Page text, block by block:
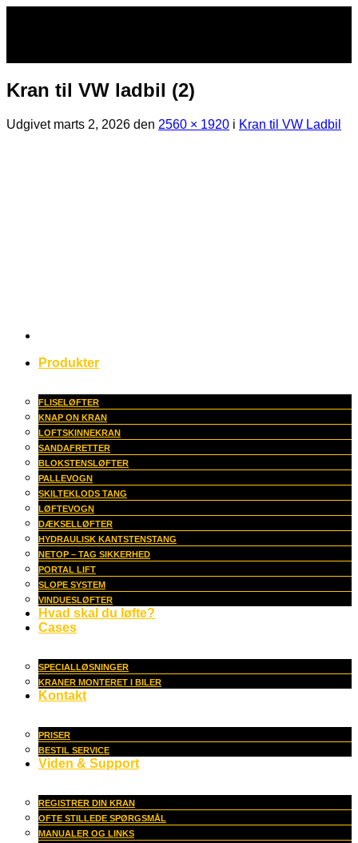
Produkter
FLISELØFTER
KNAP ON KRAN
LOFTSKINNEKRAN
SANDAFRETTER
BLOKSTENSLØFTER
PALLEVOGN
SKILTEKLODS TANG
LØFTEVOGN
DÆKSELLØFTER
HYDRAULISK KANTSTENSTANG
NETOP – TAG SIKKERHED
PORTAL LIFT
SLOPE SYSTEM
VINDUESLØFTER
Hvad skal du løfte?
Cases
SPECIALLØSNINGER
KRANER MONTERET I BILER
Kontakt
PRISER
BESTIL SERVICE
Viden & Support
REGISTRER DIN KRAN
OFTE STILLEDE SPØRGSMÅL
MANUALER OG LINKS
Kran til VW ladbil (2)
Udgivet marts 2, 2026 den 2560 × 1920 i Kran til VW Ladbil